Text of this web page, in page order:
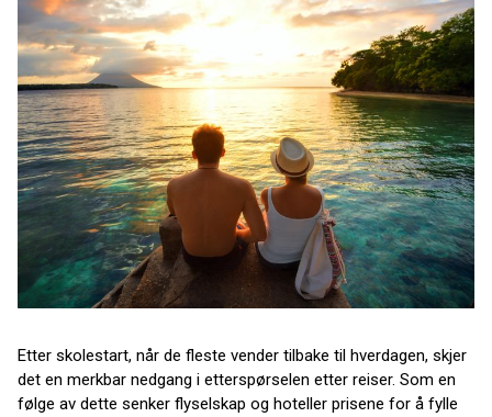
Etter skolestart, når de fleste vender tilbake til hverdagen, skjer
det en merkbar nedgang i etterspørselen etter reiser. Som en
følge av dette senker flyselskap og hoteller prisene for å fylle